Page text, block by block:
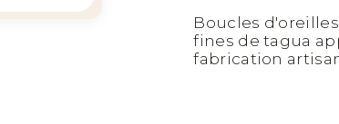
Boucles
fines de tagua
fabrication